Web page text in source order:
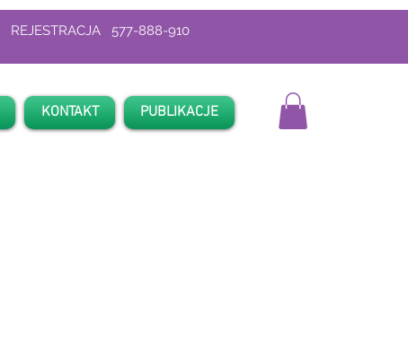
REJESTRACJA 577-888-910
KONTAKT PUBLIKACJE